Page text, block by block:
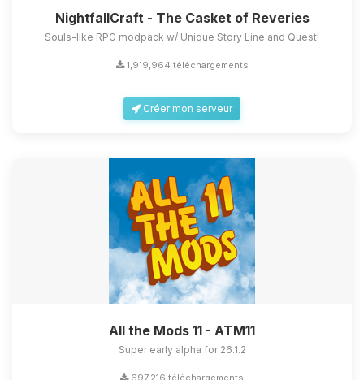
NightfallCraft - The Casket of Reveries
Souls-like RPG modpack w/ Unique Story Line and Quest!
1,919,964 téléchargements
Créer mon serveur
All the Mods 11 - ATM11
Super early alpha for 26.1.2